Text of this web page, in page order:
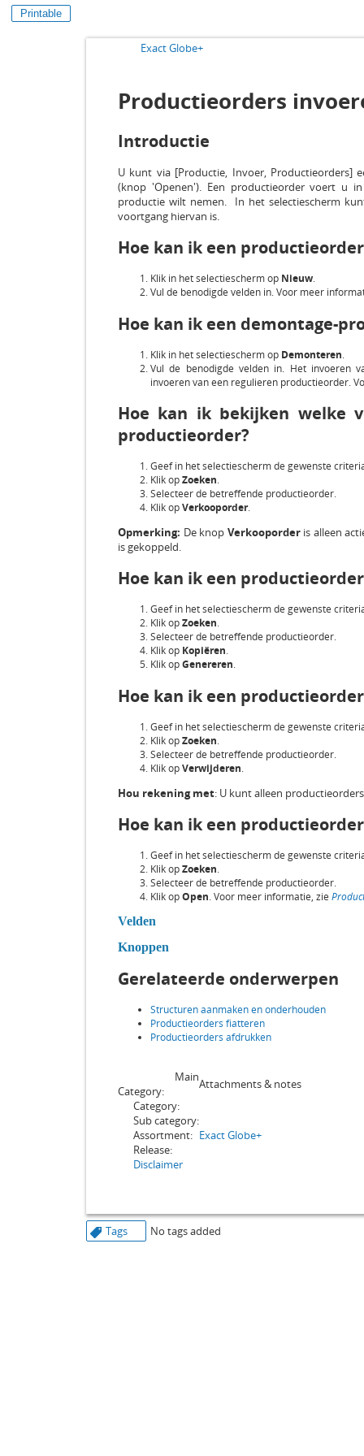
Printable
Exact Globe+
Productieorders
Introductie
U kunt via [Productie, Invoer, Productieorders]
(knop 'Openen'). Een productieorder voert u
productie wilt nemen. In het selectiescherm
voortgang hiervan is.
Hoe kan ik een
Klik in het selectiescherm op Nieuw.
Vul de benodigde velden in. Voor meer
Hoe kan ik een demontage-
Klik in het selectiescherm op Demonteren.
Vul de benodigde velden in. Het invoeren
invoeren van een regulieren productieorder.
Hoe kan ik bekijken welke
productieorder?
Geef in het selectiescherm de gewenste
Klik opZoeken.
Selecteer de betreffende productieorder.
Klik opVerkooporder.
Opmerking: De knop Verkooporderis alleen
is gekoppeld.
Hoe kan ik een
Geef in het selectiescherm de gewenste
Klik opZoeken.
Selecteer de betreffende productieorder.
Klik op Kopiëren.
Klik opGenereren.
Hoe kan ik een
Geef in het selectiescherm de gewenste
Klik opZoeken.
Selecteer de betreffende productieorder.
Klik opVerwijderen.
Hou rekening met: U kunt alleen
Hoe kan ik een
Geef in het selectiescherm de gewenste
Klik opZoeken.
Selecteer de betreffende productieorder.
Klik opOpen. Voor meer informatie, zie
Velden
Knoppen
Gerelateerde onderwerpen
Structuren aanmaken en onderhouden
Productieorders fiatteren
Productieorders afdrukken
Main
Category:
Attachments & notes
Category:
Sub category:
Assortment: Exact Globe+
Release:
Disclaimer
Tags No tags added